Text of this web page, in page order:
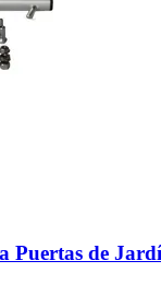
Puertas de